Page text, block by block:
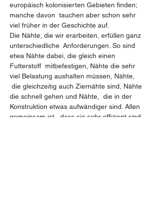
europäisch kolonisierten Gebieten finden;
manche davon  tauchen aber schon sehr
viel früher in der Geschichte auf.
Die Nähte, die wir erarbeiten, erfüllen ganz
unterschiedliche  Anforderungen. So sind
etwa Nähte dabei, die gleich einen
Futterstoff  mitbefestigen, Nähte die sehr
viel Belastung aushalten müssen, Nähte,
die gleichzeitig auch Ziernähte sind, Nähte
die schnell gehen und Nähte,  die in der
Konstruktion etwas aufwändiger sind. Allen
gemeinsam ist,  dass sie sehr effizient sind